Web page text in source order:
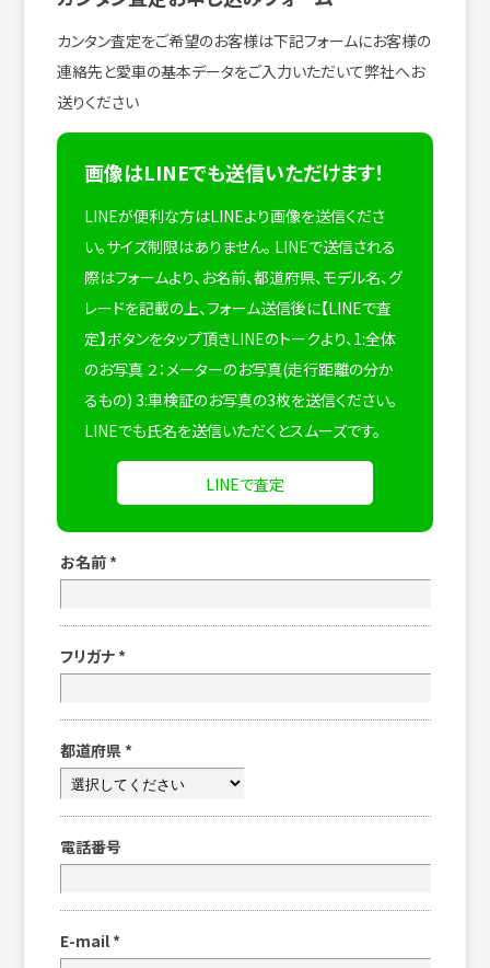
カンタン査定をご希望のお客様は下記フォームにお客様の
連絡先と愛車の基本データをご入力いただいて弊社へお
送りください
画像はLINEでも送信いただけます！
LINEが便利な方はLINEより画像を送信くださ
い。サイズ制限はありません。 LINEで送信される
際はフォームより、お名前、都道府県、モデル名、グ
レードを記載の上、フォーム送信後に【LINEで査
定】ボタンをタップ頂きLINEのトークより、1:全体
のお写真 ２：メーターのお写真(走行距離の分か
るもの) 3:車検証のお写真の3枚を送信ください。
LINEでも氏名を送信いただくとスムーズです。
LINEで査定
お名前 *
フリガナ *
都道府県 *
電話番号
E-mail *